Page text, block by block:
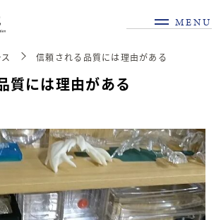
MENU
信頼される品質には理由がある
質には理由がある